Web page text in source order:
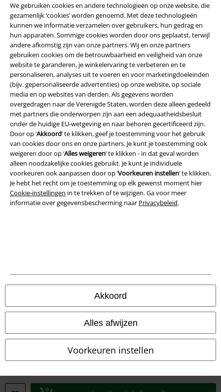
We gebruiken cookies en andere technologieën op onze website, die
gezamenlijk ‘cookies’ worden genoemd. Met deze technologieën
kunnen we informatie verzamelen over gebruikers, hun gedrag en
hun apparaten. Sommige cookies worden door ons geplaatst, terwijl
andere afkomstig zijn van onze partners. Wij en onze partners
gebruiken cookies om de betrouwbaarheid en veiligheid van onze
website te garanderen, je winkelervaring te verbeteren en te
personaliseren, analyses uit te voeren en voor marketingdoeleinden
(bijv. gepersonaliseerde advertenties) op onze website, op sociale
media en op websites van derden. Als gegevens worden
overgedragen naar de Verenigde Staten, worden deze alleen gedeeld
met partners die onderworpen zijn aan een adequaatheidsbesluit
onder de huidige EU-wetgeving en naar behoren gecertificeerd zijn.
Door op ‘Akkoord’ te klikken, geef je toestemming voor het gebruik
van cookies door ons en onze partners. Je kunt je toestemming ook
weigeren door op ‘Alles weigeren’ te klikken - in dat geval worden
alleen noodzakelijke cookies gebruikt. Je kunt je individuele
voorkeuren ook aanpassen door op ‘Voorkeuren instellen’ te klikken.
Je hebt het recht om je toestemming op elk gewenst moment hier
Cookie-instellingen in te trekken of te wijzigen. Ga voor meer
informatie over gegevensbescherming naar Privacybeleid.
Akkoord
Alles afwijzen
Voorkeuren instellen
large app
Download gratis de nieuwe large app en profiteer van alle nieuwe
functies en voordelen!
A Warner Music Group Company
Beveiliging
Legal
Algemene Voorwaarden
Privacyverklaring